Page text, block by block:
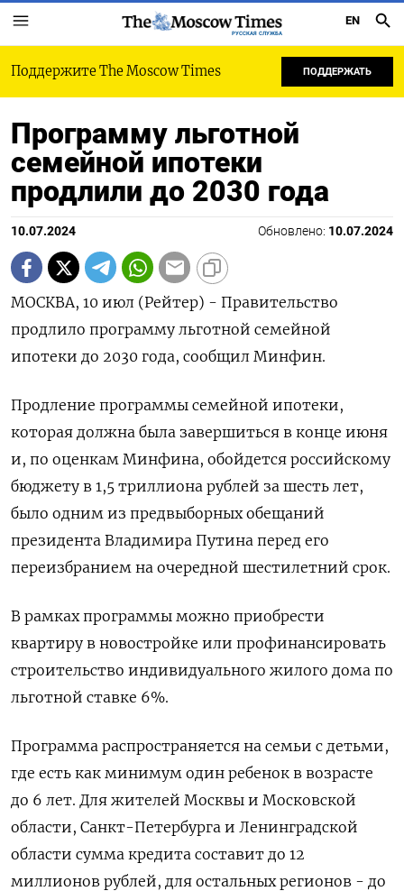
РУССКАЯ СЛУЖБА
EN
Поддержите The Moscow Times ПОДДЕРЖАТЬ
Программу льготной
семейной ипотеки
продлили до 2030 года
10.07.2024 Обновлено: 10.07.2024
МОСКВА, 10 июл (Рейтер) - Правительство
продлило программу льготной семейной
ипотеки до 2030 года, сообщил Минфин.
Продление программы семейной ипотеки,
которая должна была завершиться в конце июня
и, по оценкам Минфина, обойдется российскому
бюджету в 1,5 триллиона рублей за шесть лет,
было одним из предвыборных обещаний
президента Владимира Путина перед его
переизбранием на очередной шестилетний срок.
В рамках программы можно приобрести
квартиру в новостройке или профинансировать
строительство индивидуального жилого дома по
льготной ставке 6%.
Программа распространяется на семьи с детьми,
где есть как минимум один ребенок в возрасте
до 6 лет. Для жителей Москвы и Московской
области, Санкт-Петербурга и Ленинградской
области сумма кредита составит до 12
миллионов рублей, для остальных регионов - до